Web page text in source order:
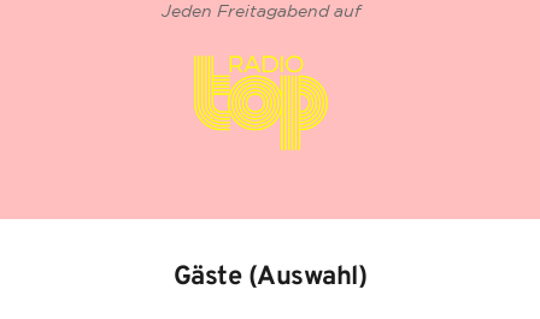
Jeden Freitagabend auf
Gäste (Auswahl)